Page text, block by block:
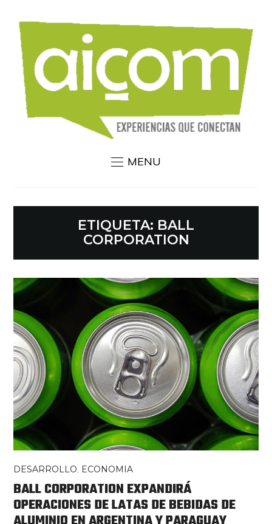
MENU
ETIQUETA: BALL
CORPORATION
DESARROLLO, ECONOMIA
BALL CORPORATION EXPANDIRÁ
OPERACIONES DE LATAS DE BEBIDAS DE